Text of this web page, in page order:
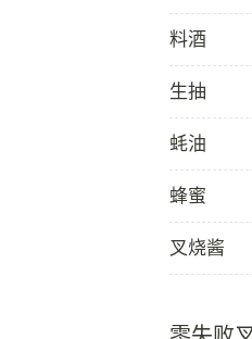
料酒
生抽
蚝油
蜂蜜
叉烧酱